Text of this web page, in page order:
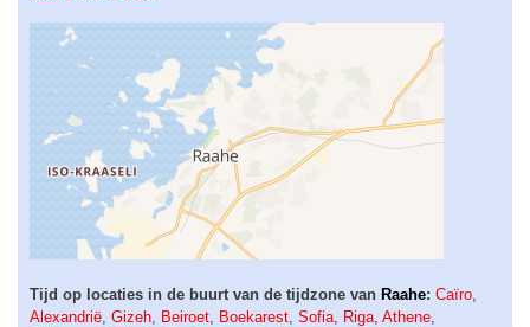
Tijd op locaties in de buurt van de tijdzone van Raahe: Caïro
Alexandrië Gizeh Beiroet Boekarest Sofia Riga Athene